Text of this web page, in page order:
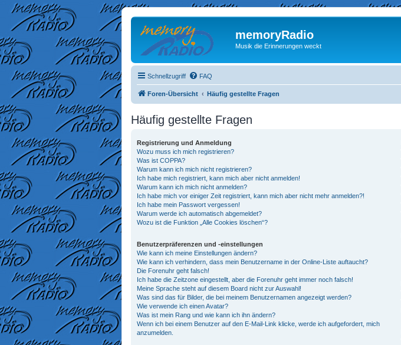
memoryRadio
Musik die Erinnerungen weckt
Schnellzugriff FAQ
Foren-Übersicht Häufig gestellte Fragen
Häufig gestellte Fragen
Registrierung und Anmeldung
Wozu muss ich mich registrieren?
Was ist COPPA?
Warum kann ich mich nicht registrieren?
Ich habe mich registriert, kann mich aber nicht anmelden!
Warum kann ich mich nicht anmelden?
Ich habe mich vor einiger Zeit registriert, kann mich aber nicht mehr anmelden?!
Ich habe mein Passwort vergessen!
Warum werde ich automatisch abgemeldet?
Wozu ist die Funktion „Alle Cookies löschen“?
Benutzerpräferenzen und -einstellungen
Wie kann ich meine Einstellungen ändern?
Wie kann ich verhindern, dass mein Benutzername in der Online-Liste auftaucht?
Die Forenuhr geht falsch!
Ich habe die Zeitzone eingestellt, aber die Forenuhr geht immer noch falsch!
Meine Sprache steht auf diesem Board nicht zur Auswahl!
Was sind das für Bilder, die bei meinem Benutzernamen angezeigt werden?
Wie verwende ich einen Avatar?
Was ist mein Rang und wie kann ich ihn ändern?
Wenn ich bei einem Benutzer auf den E-Mail-Link klicke, werde ich aufgefordert, mich
anzumelden.